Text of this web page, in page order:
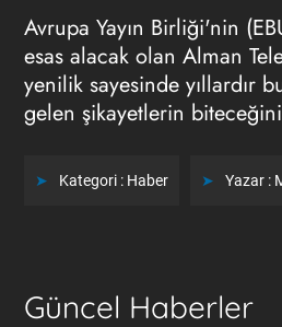
Avrupa Yayın Birliği'nin
esas alacak olan Alman
yenilik sayesinde yıllardır
gelen şikayetlerin
Kategori : Haber Yazar :
Güncel Haberler